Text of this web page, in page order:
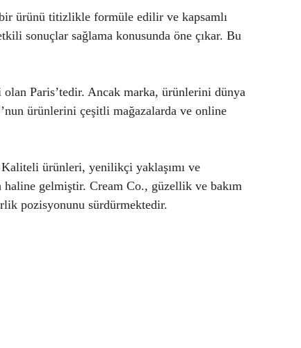
ürünü titizlikle formüle edilir ve kapsamlı
sonuçlar sağlama konusunda öne çıkar. Bu
Paris’tedir. Ancak marka, ürünlerini dünya
ürünlerini çeşitli mağazalarda ve online
Kaliteli ürünleri, yenilikçi yaklaşımı ve
gelmiştir. Cream Co., güzellik ve bakım
pozisyonunu sürdürmektedir.